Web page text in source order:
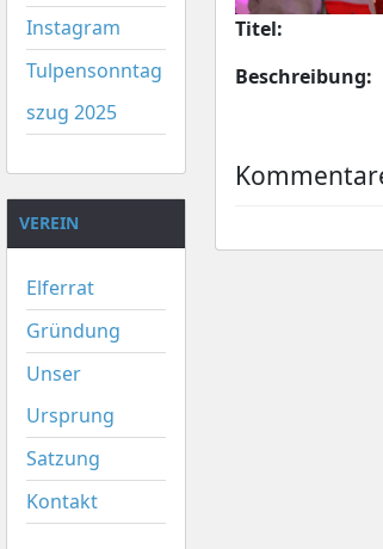
Instagram
Tulpensonntag
szug 2025
VEREIN
Elferrat
Gründung
Unser
Ursprung
Satzung
Kontakt
Titel:
Beschreibung: